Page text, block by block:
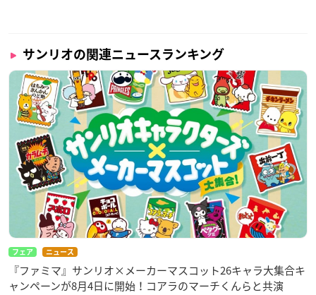
サンリオの関連ニュースランキング
フェア ニュース
『ファミマ』サンリオ×メーカーマスコット26キャラ大集合キ
ャンペーンが8月4日に開始！コアラのマーチくんらと共演